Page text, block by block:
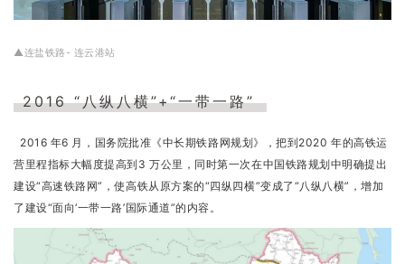
▲连盐铁路- 连云港站
2016 “八纵八横”+“一带一路”
2016 年6 月，国务院批准《中长期铁路网规划》，把到2020 年的高铁运
营里程指标大幅度提高到3 万公里，同时第一次在中国铁路规划中明确提出
建设“高速铁路网”，使高铁从原方案的“四纵四横”变成了“八纵八横”，增加
了建设“面向‘一带一路’国际通道”的内容。